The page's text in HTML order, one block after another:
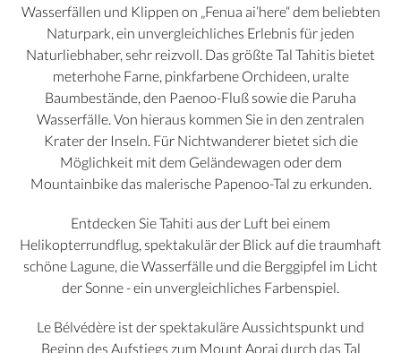
Wasserfällen und Klippen on „Fenua ai’here“ dem beliebten
Naturpark, ein unvergleichliches Erlebnis für jeden
Naturliebhaber, sehr reizvoll. Das größte Tal Tahitis bietet
meterhohe Farne, pinkfarbene Orchideen, uralte
Baumbestände, den Paenoo-Fluß sowie die Paruha
Wasserfälle. Von hieraus kommen Sie in den zentralen
Krater der Inseln. Für Nichtwanderer bietet sich die
Möglichkeit mit dem Geländewagen oder dem
Mountainbike das malerische Papenoo-Tal zu erkunden.
Entdecken Sie Tahiti aus der Luft bei einem
Helikopterrundflug, spektakulär der Blick auf die traumhaft
schöne Lagune, die Wasserfälle und die Berggipfel im Licht
der Sonne - ein unvergleichliches Farbenspiel.
Le Bélvédère ist der spektakuläre Aussichtspunkt und
Beginn des Aufstiegs zum Mount Aorai durch das Tal